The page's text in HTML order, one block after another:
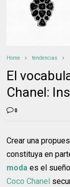
Home tendencias
El
Chanel:
0
Crear una
constituya en
moda es el
Coco Chanel